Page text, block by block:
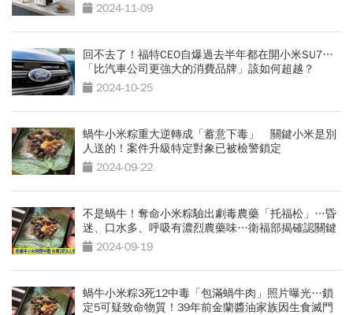
2024-11-09
回不去了！福特CEO自爆過去半年都在開小米SU7…
「比汽車公司更強大的消費品牌」該如何超越？
2024-10-25
蝸牛小米粽重大逆轉成「蓄意下毒」 關鍵小米是別
人送的！案件升級特定對象已被檢警鎖定
2024-09-22
不是蝸牛！奪命小米粽驗出劇毒農藥「托福松」…昏
迷、口水多、呼吸有濃烈農藥味…衛福部揭確認關鍵
2024-09-19
蝸牛小米粽3死12中毒「包滿蝸牛肉」照片曝光…鎖
定5可疑致命物質！39年前金蘭醬油家族因生食滅門